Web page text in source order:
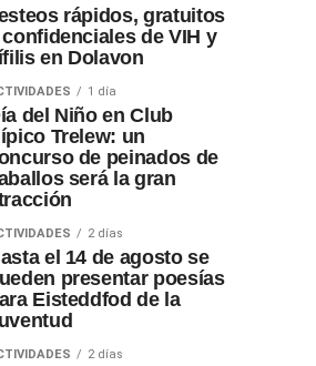
rápidos, gratuitos
de VIH y
en Dolavon
1 día
del Niño en Club
Trelew: un
de peinados de
será la gran
2 días
el 14 de agosto se
presentar poesías
Eisteddfod de la
2 días